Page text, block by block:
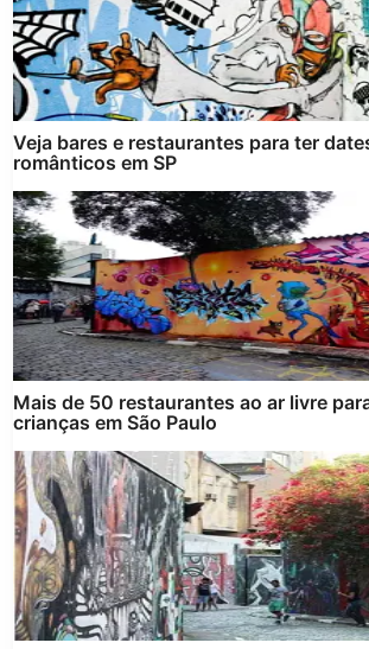
Veja bares e restaurantes para ter
românticos em SP
Mais de 50 restaurantes ao ar livre
crianças em São Paulo